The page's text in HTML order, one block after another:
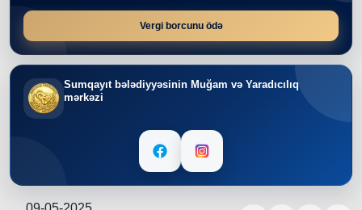
Vergi borcunu ödə
Sumqayıt bələdiyyəsinin Muğam və Yaradıcılıq
mərkəzi